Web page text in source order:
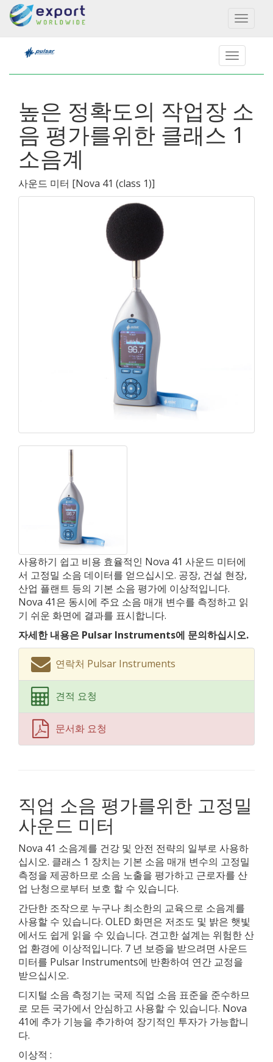
Toggle
높은 정확도의 작업장 소
음 평가를위한 클래스 1
소음계
사운드 미터 [Nova 41 (class 1)]
사용하기 쉽고 비용 효율적인 Nova 41 사운드 미터에
서 고정밀 소음 데이터를 얻으십시오. 공장, 건설 현장,
산업 플랜트 등의 기본 소음 평가에 이상적입니다.
Nova 41은 동시에 주요 소음 매개 변수를 측정하고 읽
기 쉬운 화면에 결과를 표시합니다.
자세한 내용은 Pulsar Instruments에 문의하십시오.
연락처 Pulsar Instruments
견적 요청
문서화 요청
직업 소음 평가를위한 고정밀
사운드 미터
Nova 41 소음계를 건강 및 안전 전략의 일부로 사용하
십시오. 클래스 1 장치는 기본 소음 매개 변수의 고정밀
측정을 제공하므로 소음 노출을 평가하고 근로자를 산
업 난청으로부터 보호 할 수 있습니다.
간단한 조작으로 누구나 최소한의 교육으로 소음계를
사용할 수 있습니다. OLED 화면은 저조도 및 밝은 햇빛
에서도 쉽게 읽을 수 있습니다. 견고한 설계는 위험한 산
업 환경에 이상적입니다. 7 년 보증을 받으려면 사운드
미터를 Pulsar Instruments에 반환하여 연간 교정을
받으십시오.
디지털 소음 측정기는 국제 직업 소음 표준을 준수하므
로 모든 국가에서 안심하고 사용할 수 있습니다. Nova
41에 추가 기능을 추가하여 장기적인 투자가 가능합니
다.
이상적 :